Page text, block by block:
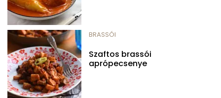
BRASSÓI
Szaftos brassói
aprópecsenye